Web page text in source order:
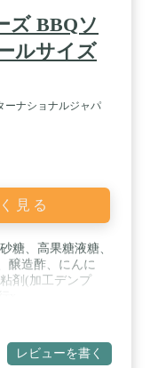
ズ BBQソ
ルサイズ
ーナショナルジャパ
見る
糖、高果糖液糖、
醸造酢、にんに
剤(加工デンプ
レビューを書く